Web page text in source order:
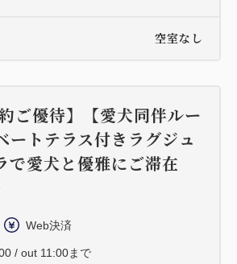
空室なし
ご優待】【愛犬同伴ルー
ートテラス付きラグジュ
で愛犬と優雅にご滞在
Web決済
/ out 11:00まで